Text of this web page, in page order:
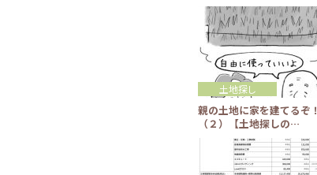
親の土地に家を建てるぞ！
（２）【土地探しの…
土地探し